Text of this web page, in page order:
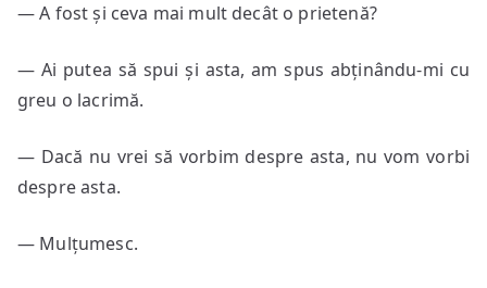
— A fost și ceva mai mult decât o prietenă?
— Ai putea să spui și asta, am spus abținându-mi cu
greu o lacrimă.
— Dacă nu vrei să vorbim despre asta, nu vom vorbi
despre asta.
— Mulțumesc.